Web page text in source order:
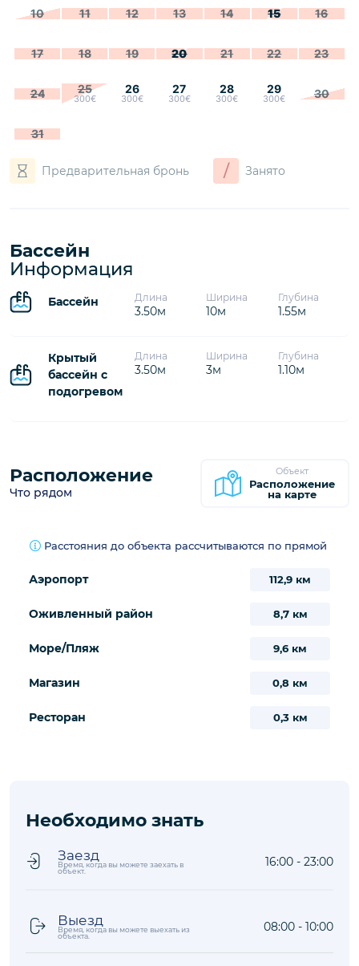
10 11 12 13 14 15 16
17 18 19 20 21 22 23
24 25
300€
26
300€
27
300€
28
300€
29
300€ 30
31
Предварительная бронь / Занято
Бассейн
Информация
Бассейн Длина
3.50м
Ширина
10м
Глубина
1.55м
Крытый
бассейн с
подогревом
Длина
3.50м
Ширина
3м
Глубина
1.10м
Расположение
Что рядом
Объект
Расположение
на карте
Расстояния до объекта рассчитываются по прямой
Аэропорт 112,9 км
Оживленный район 8,7 км
Море/Пляж 9,6 км
Магазин 0,8 км
Ресторан 0,3 км
Необходимо знать
Заезд
Время, когда вы можете заехать в
объект.
16:00 - 23:00
Выезд
Время, когда вы можете выехать из
объекта.
08:00 - 10:00